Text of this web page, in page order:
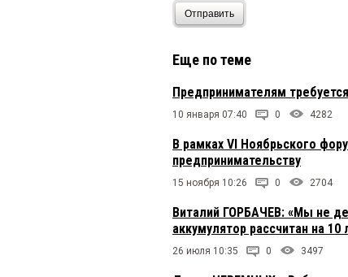
Отправить
Еще по теме
Предпринимателям
10 января 07:40 0 4282
В рамках VI Ноябрьского
предпринимательству
15 ноября 10:26 0 2704
Виталий ГОРБАЧЕВ: «Мы не
аккумулятор рассчитан на
26 июля 10:35 0 3497